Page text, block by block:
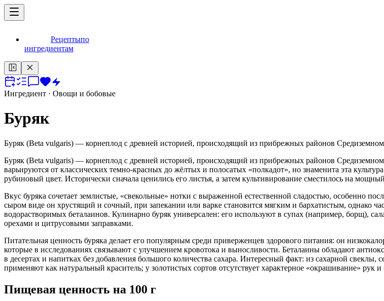
Рецептыпо
ингредиентам
Ингредиент · Овощи и бобовые
Буряк
Буряк (Beta vulgaris) — корнеплод с древней историей, происходящий из прибрежных районов
Буряк (Beta vulgaris) — корнеплод с древней историей, происходящий из прибрежных районов
варьируются от классических темно-красных до жёлтых и полосатых «полкадот», но знаменита эта
рубиновый цвет. Исторически сначала ценились его листья, а затем культивирование сместилось на
Вкус буряка сочетает землистые, «свекольные» нотки с выраженной естественной сладостью, особенно
сыром виде он хрустящий и сочный, при запекании или варке становится мягким и бархатистым, однако
водорастворимых беталаинов. Кулинарно буряк универсален: его используют в супах (например, борщ),
орехами и цитрусовыми заправками.
Питательная ценность буряка делает его популярным среди приверженцев здорового питания: он
которые в исследованиях связывают с улучшением кровотока и выносливости. Беталаины обладают
в десертах и напитках без добавления большого количества сахара. Интересный факт: из сахарной
применяют как натуральный краситель; у золотистых сортов отсутствует характерное «окрашивание» рук
Пищевая ценность на 100 г